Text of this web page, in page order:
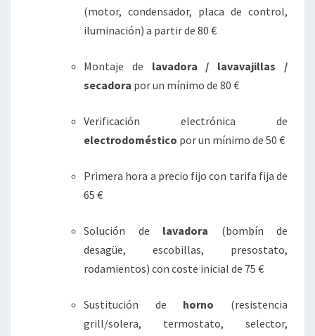
(motor, condensador, placa de control,
iluminación) a partir de 80 €
Montaje de lavadora / lavavajillas /
secadora por un mínimo de 80 €
Verificación electrónica de
electrodoméstico por un mínimo de 50 €
Primera hora a precio fijo con tarifa fija de
65 €
Solución de lavadora (bombín de
desagüe, escobillas, presostato,
rodamientos) con coste inicial de 75 €
Sustitución de horno (resistencia
grill/solera, termostato, selector,